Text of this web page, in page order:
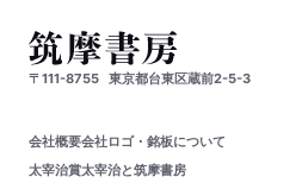
〒111-8755 東京都台東区蔵前2-5-3
会社概要会社ロゴ・銘板について
太宰治賞太宰治と筑摩書房